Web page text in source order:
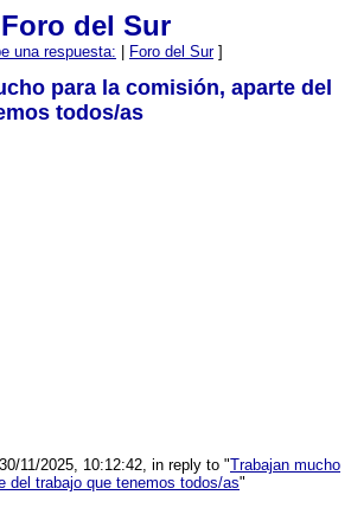
Foro del Sur
una respuesta: Foro del Sur]
para la comisión, aparte del
todos/as
11/2025, 10:12:42, in reply to "Trabajan mucho
del trabajo que tenemos todos/as"